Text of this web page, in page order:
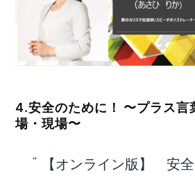
4.安全のために！ 〜プラス言
場・現場〜
【オンライン版】 安全